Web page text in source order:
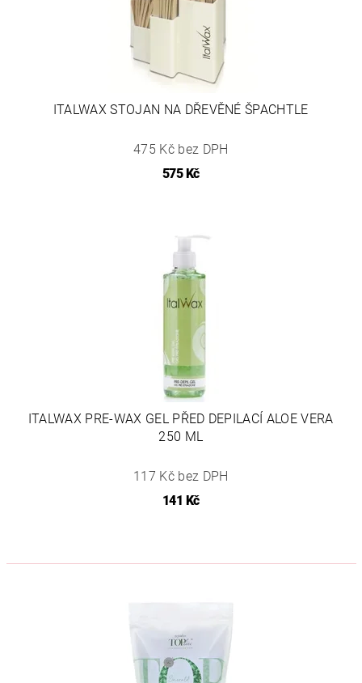
ITALWAX STOJAN NA DŘEVĚNÉ ŠPACHTLE
475 Kč bez DPH
575 Kč
ITALWAX PRE-WAX GEL PŘED DEPILACÍ ALOE VERA
250 ML
117 Kč bez DPH
141 Kč